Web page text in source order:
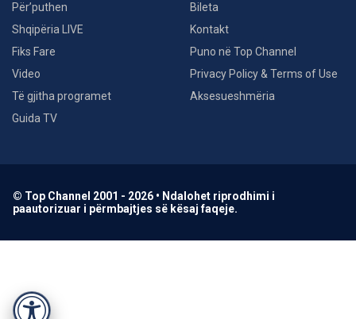
Për’puthen
Shqipëria LIVE
Fiks Fare
Video
Të gjitha programet
Guida TV
Bileta
Kontakt
Puno në Top Channel
Privacy Policy & Terms of Use
Aksesueshmëria
© Top Channel 2001 - 2026 • Ndalohet riprodhimi i
paautorizuar i përmbajtjes së kësaj faqeje.